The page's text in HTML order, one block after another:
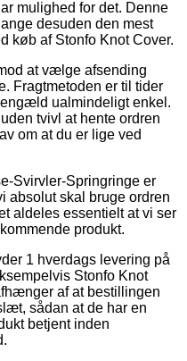
mulighed for det. Denne
desuden den mest
køb af Stonfo Knot Cover.
at vælge afsending
Fragtmetoden er til tider
ualmindeligt enkel.
tvivl at hente ordren
om at du er lige ved
Svirvler-Springringe er
absolut skal bruge ordren
aldeles essentielt at vi ser
produkt.
1 hverdags levering på
Stonfo Knot
af at bestillingen
sådan at de har en
betjent inden